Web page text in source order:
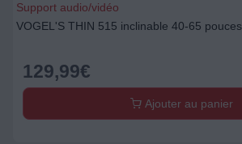
Support audio/vidéo
VOGEL'S THIN 515 inclinable 40-65 pouces
129,99€
Ajouter au panier